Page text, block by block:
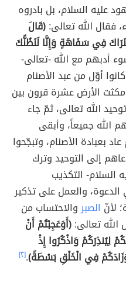
عليه السلام، بل بادروه
فقال الله تعالى:(قَالَ
فِي سَفَاهَةٍ وَإِنَّا لَنَظُنُّكَ
أدبهم مع الله -تعالى-
أوّل من عبد الأصنام
مكثت الأرض عشرة قرون بين
الله تعالى، ثمّ جاء
الله جميعاً، وأبقى
بعبادة الأصنام، وتبجّحوا
إلى التوحيد وترك
السلام- التكذيب
الدعوة، والعمل على تذكير
لأنّ الصبروالاحتساب من
الله تعالى:(أَوَعَجِبْتُمْ أَنْ
لِيُنذِرَكُمْ وَاذْكُرُوا إِذْ
فِي الْخَلْقِ بَسْطَةً).[٢]